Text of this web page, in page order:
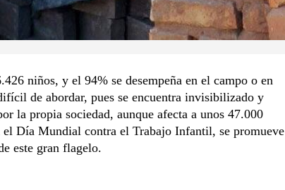
niños, y el 94% se desempeña en el campo o en
de abordar, pues se encuentra invisibilizado y
la propia sociedad, aunque afecta a unos 47.000
Día Mundial contra el Trabajo Infantil, se promueve
este gran flagelo.